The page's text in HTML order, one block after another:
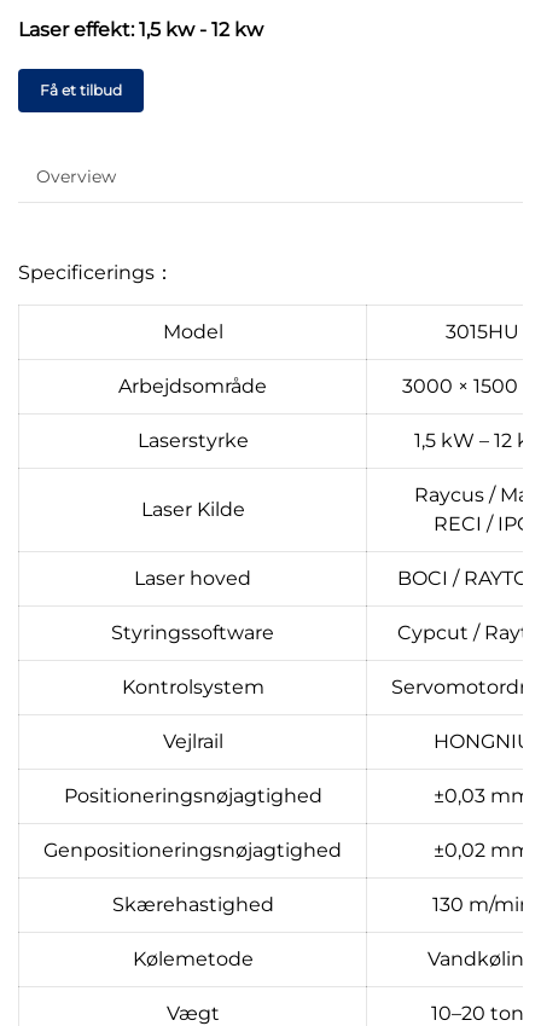
Laser effekt: 1,5 kw - 12 kw
Få et tilbud
Overview
Specificerings：
Model 3015HU
Arbejdsområde 3000 × 1500
Laserstyrke 1,5 kW – 12
Laser Kilde
Raycus /
RECI / IPG
Laser hoved BOCI /
Styringssoftware Cypcut /
Kontrolsystem
Vejlrail HONGNIU
Positioneringsnøjagtighed ±0,03 mm
Genpositioneringsnøjagtighed ±0,02 mm
Skærehastighed 130 m/min
Kølemetode Vandkøling
Vægt 10–20 tons